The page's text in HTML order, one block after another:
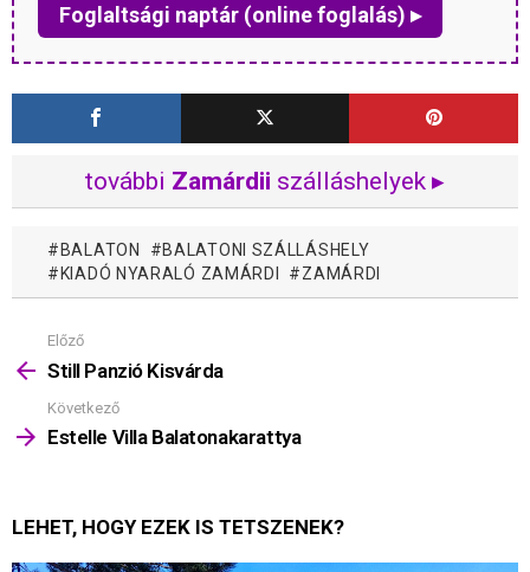
Foglaltsági naptár (online foglalás) ▸
további Zamárdii szálláshelyek ▸
BALATON
BALATONI SZÁLLÁSHELY
KIADÓ NYARALÓ ZAMÁRDI
ZAMÁRDI
Mutass
többet
Előző
Still Panzió Kisvárda
Következő
Estelle Villa Balatonakarattya
LEHET, HOGY EZEK IS TETSZENEK?